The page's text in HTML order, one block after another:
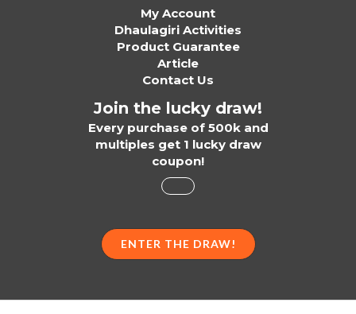
My Account
Dhaulagiri Activities
Product Guarantee
Article
Contact Us
Join the lucky draw!
Every purchase of 500k and
multiples get 1 lucky draw
coupon!
ENTER THE DRAW!